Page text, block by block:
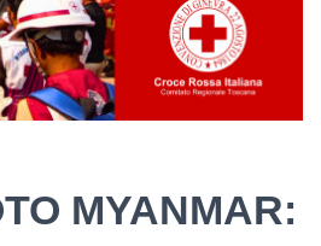
MYANMAR: